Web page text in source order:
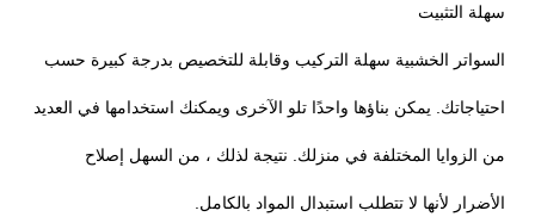
سهلة التثبيت
السواتر الخشبية سهلة التركيب وقابلة للتخصيص بدرجة كبيرة حسب
احتياجاتك. يمكن بناؤها واحدًا تلو الآخرى ويمكنك استخدامها في العديد
من الزوايا المختلفة في منزلك. نتيجة لذلك ، من السهل إصلاح
الأضرار لأنها لا تتطلب استبدال المواد بالكامل.